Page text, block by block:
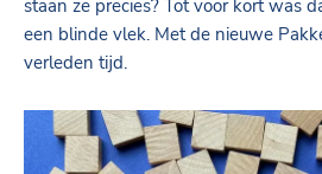
staan ze precies? Tot voor kort was
een blinde vlek. Met de nieuwe
verleden tijd.